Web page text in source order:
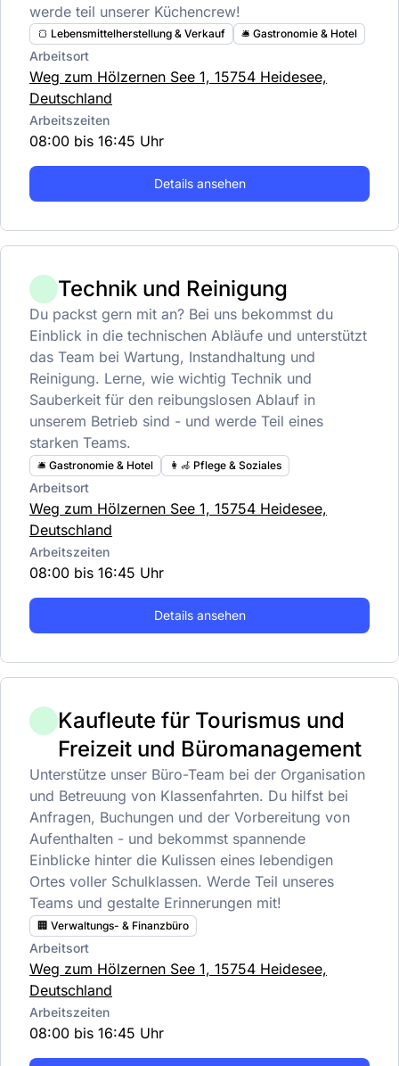
werde teil unserer Küchencrew!
🍞 Lebensmittelherstellung & Verkauf 🛎️ Gastronomie & Hotel
Arbeitsort
Weg zum Hölzernen See 1, 15754 Heidesee,
Deutschland
Arbeitszeiten
08:00 bis 16:45 Uhr
Details ansehen
Technik und Reinigung
Du packst gern mit an? Bei uns bekommst du
Einblick in die technischen Abläufe und unterstützt
das Team bei Wartung, Instandhaltung und
Reinigung. Lerne, wie wichtig Technik und
Sauberkeit für den reibungslosen Ablauf in
unserem Betrieb sind - und werde Teil eines
starken Teams.
🛎️ Gastronomie & Hotel 👩‍🦽 Pflege & Soziales
Arbeitsort
Weg zum Hölzernen See 1, 15754 Heidesee,
Deutschland
Arbeitszeiten
08:00 bis 16:45 Uhr
Details ansehen
Kaufleute für Tourismus und
Freizeit und Büromanagement
Unterstütze unser Büro-Team bei der Organisation
und Betreuung von Klassenfahrten. Du hilfst bei
Anfragen, Buchungen und der Vorbereitung von
Aufenthalten - und bekommst spannende
Einblicke hinter die Kulissen eines lebendigen
Ortes voller Schulklassen. Werde Teil unseres
Teams und gestalte Erinnerungen mit!
🏢 Verwaltungs- & Finanzbüro
Arbeitsort
Weg zum Hölzernen See 1, 15754 Heidesee,
Deutschland
Arbeitszeiten
08:00 bis 16:45 Uhr